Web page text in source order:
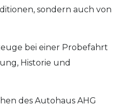
sondern auch von
bei einer Probefahrt
Historie und
des Autohaus AHG